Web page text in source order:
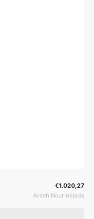
Prodavač:€1.020,27
Arash Nourinejada